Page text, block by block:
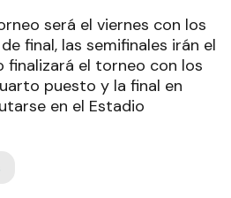
será el viernes con los
final, las semifinales irán el
finalizará el torneo con los
puesto y la final en
en el Estadio